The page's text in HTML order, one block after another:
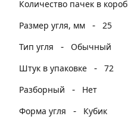
Количество пачек в
Размер угля, мм
- 25
Тип угля
-
Обычный
Штук в упаковке
- 72
Разборный
-
Нет
Форма угля
- Кубик